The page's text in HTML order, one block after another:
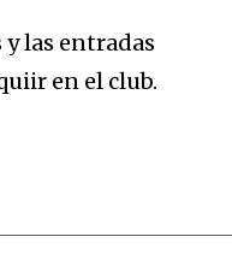
las entradas
en el club.